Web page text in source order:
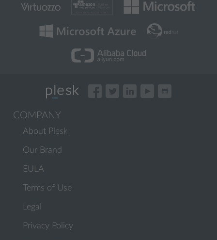
COMPANY
About Plesk
Our Brand
EULA
Terms of Use
Legal
Privacy Policy